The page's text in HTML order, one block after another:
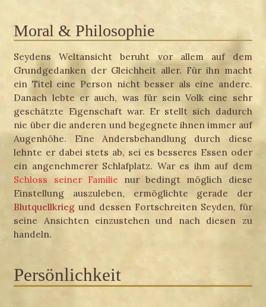
Moral & Philosophie
Seydens Weltansicht beruht vor allem auf dem
Grundgedanken der Gleichheit aller. Für ihn macht
ein Titel eine Person nicht besser als eine andere.
Danach lebte er auch, was für sein Volk eine sehr
geschätzte Eigenschaft war. Er stellt sich dadurch
nie über die anderen und begegnete ihnen immer auf
Augenhöhe. Eine Andersbehandlung durch diese
lehnte er dabei stets ab, sei es besseres Essen oder
ein angenehmerer Schlafplatz. War es ihm auf dem
Schloss seiner Familie nur bedingt möglich diese
Einstellung auszuleben, ermöglichte gerade der
Blutquellkrieg und dessen Fortschreiten Seyden, für
seine Ansichten einzustehen und nach diesen zu
handeln.
Persönlichkeit